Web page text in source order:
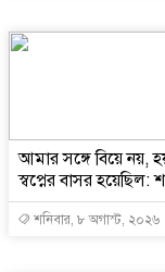
আমার সঙ্গে বিয়ে নয়,
স্বপ্নের বাসর হয়েছিল:
শনিবার, ৮ অগাস্ট, ২০২৬